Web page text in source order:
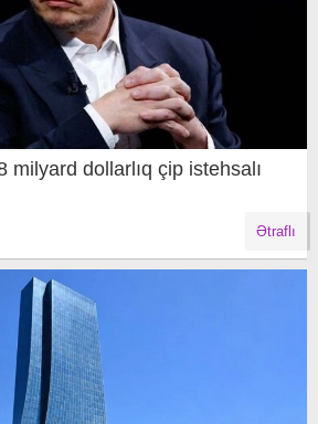
milyard dollarlıq çip istehsalı
Ətraflı